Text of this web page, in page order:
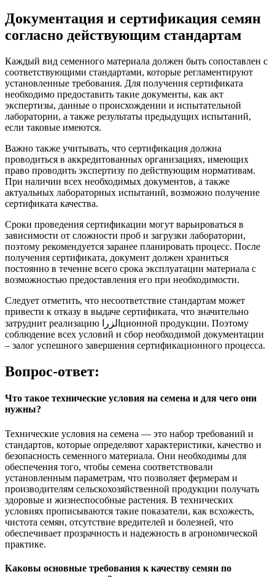
Документация и сертификация семян
согласно действующим стандартам
Каждый вид семенного материала должен быть сопоставлен с
соответствующими стандартами, которые регламентируют
установленные требования. Для получения сертификата
необходимо предоставить такие документы, как акт
экспертизы, данные о происхождении и испытательной
лаборатории, а также результаты предыдущих испытаний,
если таковые имеются.
Важно также учитывать, что сертификация должна
проводиться в аккредитованных организациях, имеющих
право проводить экспертизу по действующим нормативам.
При наличии всех необходимых документов, а также
актуальных лабораторных испытаний, возможно получение
сертификата качества.
Сроки проведения сертификации могут варьироваться в
зависимости от сложности проб и загрузки лаборатории,
поэтому рекомендуется заранее планировать процесс. После
получения сертификата, документ должен храниться
постоянно в течение всего срока эксплуатации материала с
возможностью предоставления его при необходимости.
Следует отметить, что несоответствие стандартам может
привести к отказу в выдаче сертификата, что значительно
затруднит реализацию الزراционной продукции. Поэтому
соблюдение всех условий и сбор необходимой документации
– залог успешного завершения сертификационного процесса.
Вопрос-ответ:
Что такое технические условия на семена и для чего они
нужны?
Технические условия на семена — это набор требований и
стандартов, которые определяют характеристики, качество и
безопасность семенного материала. Они необходимы для
обеспечения того, чтобы семена соответствовали
установленным параметрам, что позволяет фермерам и
производителям сельскохозяйственной продукции получать
здоровые и жизнеспособные растения. В технических
условиях прописываются такие показатели, как всхожесть,
чистота семян, отсутствие вредителей и болезней, что
обеспечивает прозрачность и надежность в агрономической
практике.
Каковы основные требования к качеству семян по